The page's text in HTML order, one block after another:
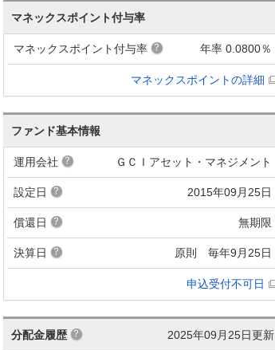
マネックスポイント付与率
マネックスポイント付与率 年率 0.0800％
マネックスポイントの詳細
ファンド基本情報
運用会社 ＧＣＩアセット・マネジメント
設定日 2015年09月25日
償還日 無期限
決算日 原則 毎年9月25日
申込受付不可日
2025年09月25日更新
分配金履歴